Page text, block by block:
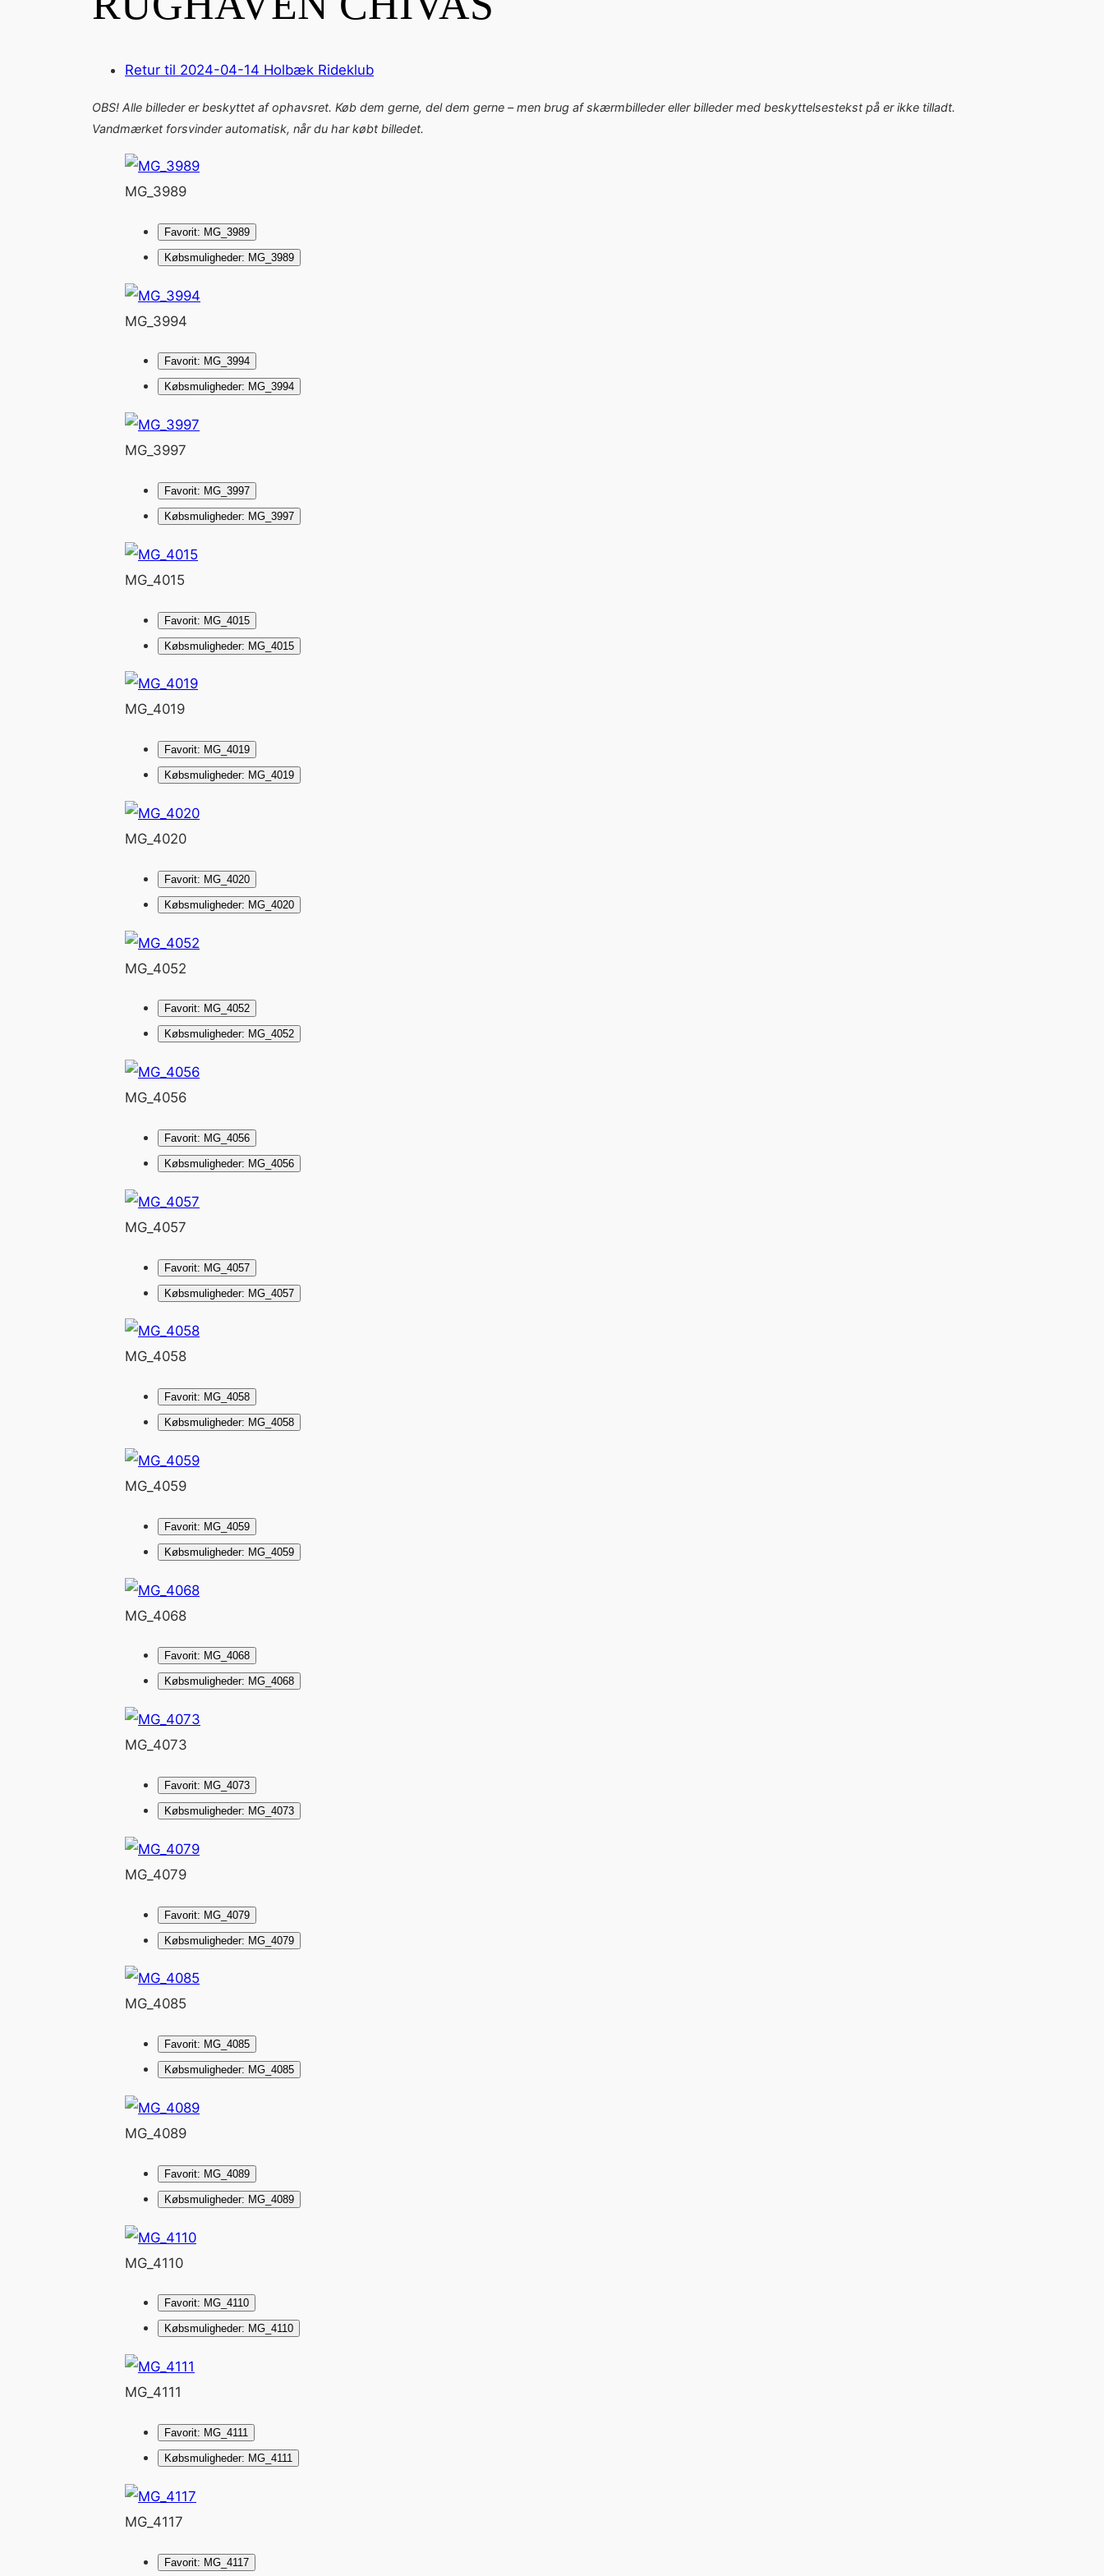
Retur til 2024-04-14 Holbæk Rideklub
OBS! Alle billeder er beskyttet af ophavsret. Køb dem gerne, del dem gerne – men brug af skærmbilleder eller billeder med beskyttelsestekst på er ikke tilladt.
Vandmærket forsvinder automatisk, når du har købt billedet.
MG_3989
Favorit: MG_3989
Købsmuligheder: MG_3989
MG_3994
Favorit: MG_3994
Købsmuligheder: MG_3994
MG_3997
Favorit: MG_3997
Købsmuligheder: MG_3997
MG_4015
Favorit: MG_4015
Købsmuligheder: MG_4015
MG_4019
Favorit: MG_4019
Købsmuligheder: MG_4019
MG_4020
Favorit: MG_4020
Købsmuligheder: MG_4020
MG_4052
Favorit: MG_4052
Købsmuligheder: MG_4052
MG_4056
Favorit: MG_4056
Købsmuligheder: MG_4056
MG_4057
Favorit: MG_4057
Købsmuligheder: MG_4057
MG_4058
Favorit: MG_4058
Købsmuligheder: MG_4058
MG_4059
Favorit: MG_4059
Købsmuligheder: MG_4059
MG_4068
Favorit: MG_4068
Købsmuligheder: MG_4068
MG_4073
Favorit: MG_4073
Købsmuligheder: MG_4073
MG_4079
Favorit: MG_4079
Købsmuligheder: MG_4079
MG_4085
Favorit: MG_4085
Købsmuligheder: MG_4085
MG_4089
Favorit: MG_4089
Købsmuligheder: MG_4089
MG_4110
Favorit: MG_4110
Købsmuligheder: MG_4110
MG_4111
Favorit: MG_4111
Købsmuligheder: MG_4111
MG_4117
Favorit: MG_4117